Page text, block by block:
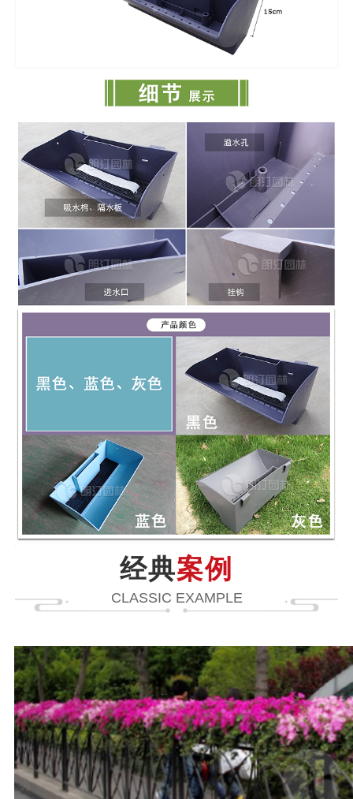
经典案例
CLASSIC EXAMPLE